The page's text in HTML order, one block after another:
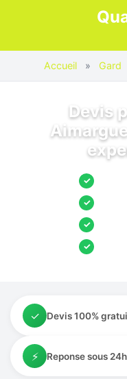
Accueil » Gard
Devis
✓
✓
✓
✓
✓ Devis 100%
⚡ Reponse sous 24h